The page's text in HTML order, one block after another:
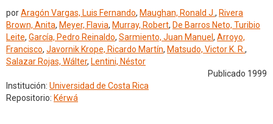
porAragón Vargas, Luis Fernando, Maughan, Ronald J., Rivera
Brown, Anita, Meyer, Flavia, Murray, Robert, De Barros Neto, Turibio
Leite, García, Pedro Reinaldo, Sarmiento, Juan Manuel , Arroyo,
Francisco, Javornik Krope, Ricardo Martín, Matsudo, Victor K. R.,
Salazar Rojas, Wálter, Lentini, Néstor
Publicado 1999
Institución: Universidad de Costa Rica
Repositorio: Kérwá